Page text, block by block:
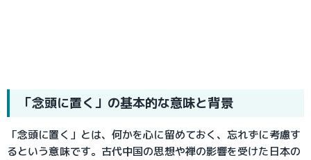
「念頭に置く」の基本的な意味と背景
「念頭に置く」とは、何かを心に留めておく、忘れずに考慮す
るという意味です。古代中国の思想や禅の影響を受けた日本の